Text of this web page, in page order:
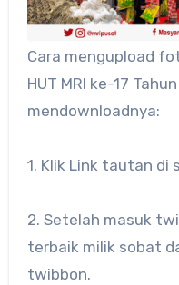
Cara mengupload
HUT MRI ke-17
mendownloadnya:
1. Klik Link tautan di
2. Setelah masuk
terbaik milik sobat
twibbon.